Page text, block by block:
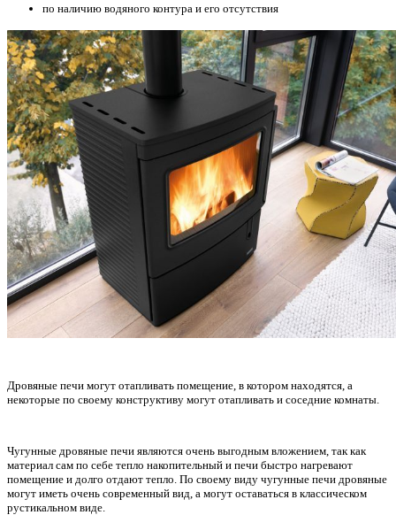
по наличию водяного контура и его отсутствия
Дровяные печи могут отапливать помещение, в котором находятся, а
некоторые по своему конструктиву могут отапливать и соседние комнаты.
Чугунные дровяные печи являются очень выгодным вложением, так как
материал сам по себе тепло накопительный и печи быстро нагревают
помещение и долго отдают тепло. По своему виду чугунные печи дровяные
могут иметь очень современный вид, а могут оставаться в классическом
рустикальном виде.